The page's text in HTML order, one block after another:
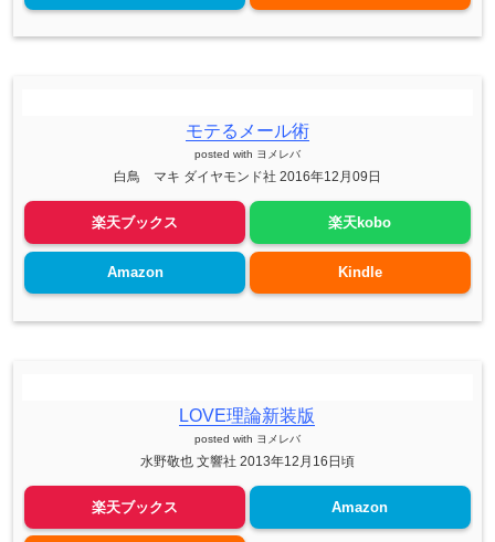
モテるメール術
posted with ヨメレバ
白鳥 マキ ダイヤモンド社 2016年12月09日
楽天ブックス 楽天kobo
Amazon Kindle
LOVE理論新装版
posted with ヨメレバ
水野敬也 文響社 2013年12月16日頃
楽天ブックス Amazon